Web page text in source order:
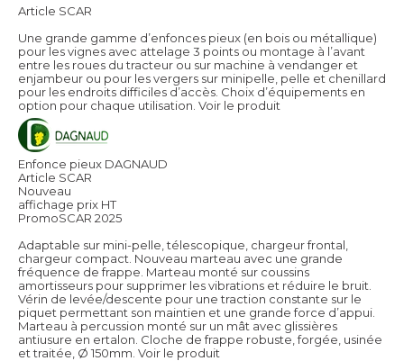
Article SCAR
Une grande gamme d’enfonces pieux (en bois ou métallique)
pour les vignes avec attelage 3 points ou montage à l’avant
entre les roues du tracteur ou sur machine à vendanger et
enjambeur ou pour les vergers sur minipelle, pelle et chenillard
pour les endroits difficiles d’accès. Choix d’équipements en
option pour chaque utilisation. Voir le produit
Enfonce pieux DAGNAUD
Article SCAR
Nouveau
affichage prix HT
PromoSCAR 2025
Adaptable sur mini-pelle, télescopique, chargeur frontal,
chargeur compact. Nouveau marteau avec une grande
fréquence de frappe. Marteau monté sur coussins
amortisseurs pour supprimer les vibrations et réduire le bruit.
Vérin de levée/descente pour une traction constante sur le
piquet permettant son maintien et une grande force d’appui.
Marteau à percussion monté sur un mât avec glissières
antiusure en ertalon. Cloche de frappe robuste, forgée, usinée
et traitée, Ø 150mm. Voir le produit